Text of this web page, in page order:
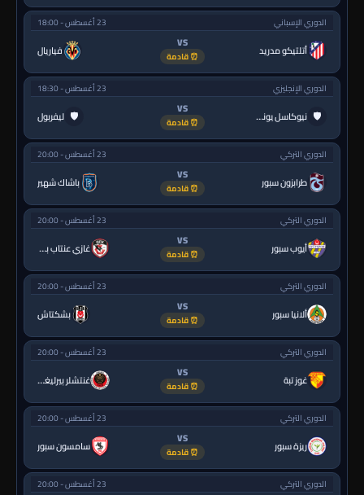
الدوري الإسباني 23 أغسطس - 18:00
أتلتيكو مدريد VS
⏰ قادمة فياريال
الدوري الإنجليزي 23 أغسطس - 18:30
🛡 نيوكاسل يونايتد VS
⏰ قادمة ليفربول 🛡
الدوري التركي 23 أغسطس - 20:00
طرابزون سبور VS
⏰ قادمة باشاك شهير
الدوري التركي 23 أغسطس - 20:00
أيوب سبور VS
⏰ قادمة غازي عنتاب بي.بي.كي.
الدوري التركي 23 أغسطس - 20:00
ألانيا سبور VS
⏰ قادمة بشكتاش
الدوري التركي 23 أغسطس - 20:00
غوز تبة VS
⏰ قادمة غنتشلر بيرليغي
الدوري التركي 23 أغسطس - 20:00
ريزة سبور VS
⏰ قادمة سامسون سبور
الدوري التركي 23 أغسطس - 20:00